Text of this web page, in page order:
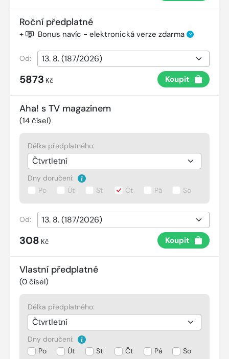
Roční předplatné
+ Bonus navíc - elektronická verze zdarma ?
Od:
5873 Kč Koupit
Aha! s TV magazínem
(14 čísel)
Délka předplatného:
Dny doručení:
Po
Út St Čt Pá So
Od:
308 Kč Koupit
Vlastní předplatné
(0 čísel)
Délka předplatného:
Dny doručení:
Po
Út St Čt Pá So